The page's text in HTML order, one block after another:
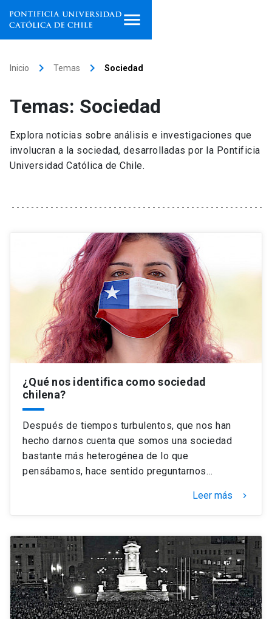
Facultades, escuelas e
institutos
Investigación
Universidad
Información para keyboard_arrow_down
Futuros estudiantes
Académicos
Personal
Alumni launch
Go to english site launch
Admisión launch
Mi Cuenta UC launch
Correo UC
Mi Portal UC launch
Inicio keyboard_arrow_right Temas keyboard_arrow_right Sociedad
Temas: Sociedad
Explora noticias sobre análisis e investigaciones que
involucran a la sociedad, desarrolladas por la Pontificia
Universidad Católica de Chile.
¿Qué nos identifica como sociedad
chilena?
Después de tiempos turbulentos, que nos han
hecho darnos cuenta que somos una sociedad
bastante más heterogénea de lo que
pensábamos, hace sentido preguntarnos…
Leer más keyboard_arrow_right